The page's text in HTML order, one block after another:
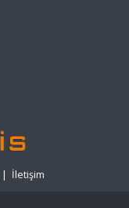
| İletişim